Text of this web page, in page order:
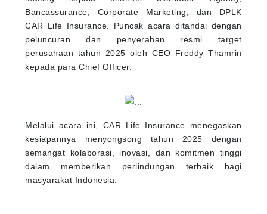
Bancassurance, Corporate Marketing, dan DPLK
CAR Life Insurance. Puncak acara ditandai dengan
peluncuran dan penyerahan resmi target
perusahaan tahun 2025 oleh CEO Freddy Thamrin
kepada para Chief Officer.
Melalui acara ini, CAR Life Insurance menegaskan
kesiapannya menyongsong tahun 2025 dengan
semangat kolaborasi, inovasi, dan komitmen tinggi
dalam memberikan perlindungan terbaik bagi
masyarakat Indonesia.